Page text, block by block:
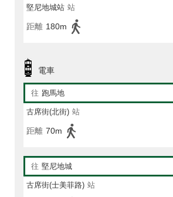
堅尼地城站 站
距離 180m
電車
往 跑馬地
古席街(北街) 站
距離 70m
往 堅尼地城
古席街(士美菲路) 站